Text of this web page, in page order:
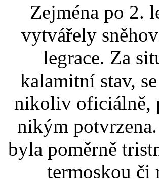
Zejména po 2.
vytvářely
legrace. Za
kalamitní stav,
nikoliv oficiálně,
nikým
byla poměrně
termoskou či